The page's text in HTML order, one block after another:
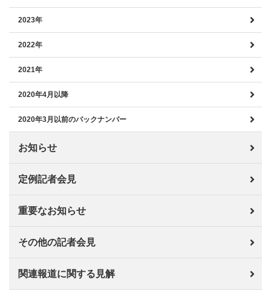
2023年
2022年
2021年
2020年4月以降
2020年3月以前のバックナンバー
お知らせ
定例記者会見
重要なお知らせ
その他の記者会見
関連報道に関する見解